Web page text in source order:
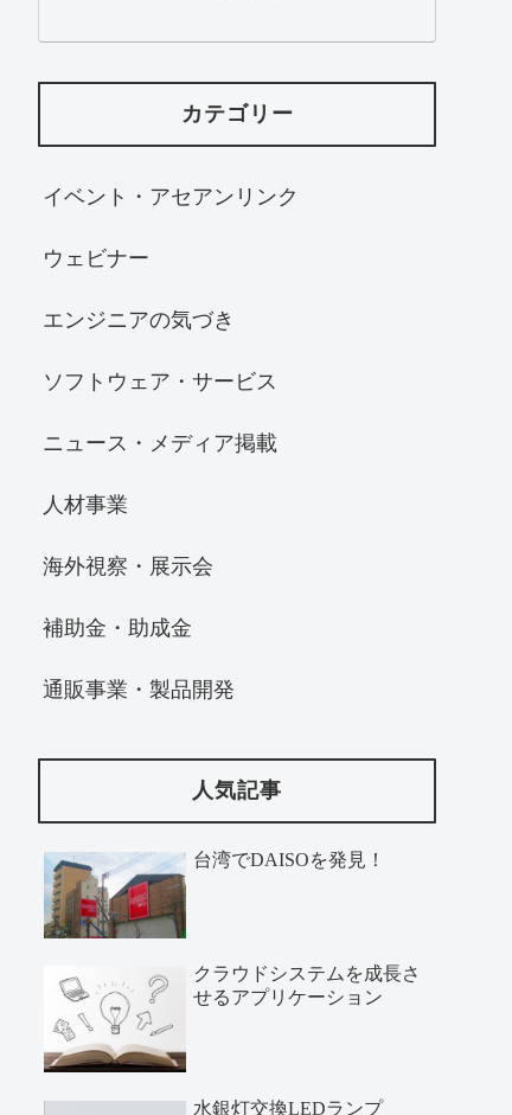
カテゴリー
イベント・アセアンリンク
ウェビナー
エンジニアの気づき
ソフトウェア・サービス
ニュース・メディア掲載
人材事業
海外視察・展示会
補助金・助成金
通販事業・製品開発
人気記事
台湾でDAISOを発見！
クラウドシステムを成長さ
せるアプリケーション
水銀灯交換LEDランプ